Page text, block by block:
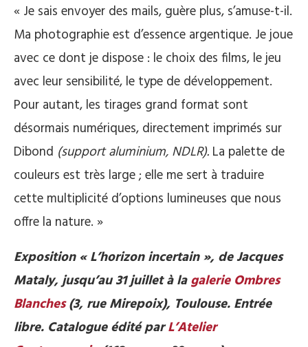
« Je sais envoyer des mails, guère plus, s’amuse-t-il.
Ma photographie est d’essence argentique. Je joue
avec ce dont je dispose : le choix des films, le jeu
avec leur sensibilité, le type de développement.
Pour autant, les tirages grand format sont
désormais numériques, directement imprimés sur
Dibond (support aluminium, NDLR). La palette de
couleurs est très large ; elle me sert à traduire
cette multiplicité d’options lumineuses que nous
offre la nature. »
Exposition « L’horizon incertain », de Jacques
Mataly, jusqu’au 31 juillet à lagalerie Ombres
Blanches(3, rue Mirepoix), Toulouse. Entrée
libre. Catalogue édité parL’Atelier